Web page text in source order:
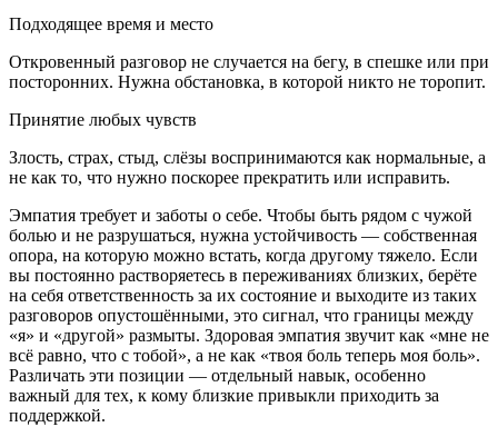
Подходящее время и место
Откровенный разговор не случается на бегу, в спешке или при
посторонних. Нужна обстановка, в которой никто не торопит.
Принятие любых чувств
Злость, страх, стыд, слёзы воспринимаются как нормальные, а
не как то, что нужно поскорее прекратить или исправить.
Эмпатия требует и заботы о себе. Чтобы быть рядом с чужой
болью и не разрушаться, нужна устойчивость — собственная
опора, на которую можно встать, когда другому тяжело. Если
вы постоянно растворяетесь в переживаниях близких, берёте
на себя ответственность за их состояние и выходите из таких
разговоров опустошёнными, это сигнал, что границы между
«я» и «другой» размыты. Здоровая эмпатия звучит как «мне не
всё равно, что с тобой», а не как «твоя боль теперь моя боль».
Различать эти позиции — отдельный навык, особенно
важный для тех, к кому близкие привыкли приходить за
поддержкой.